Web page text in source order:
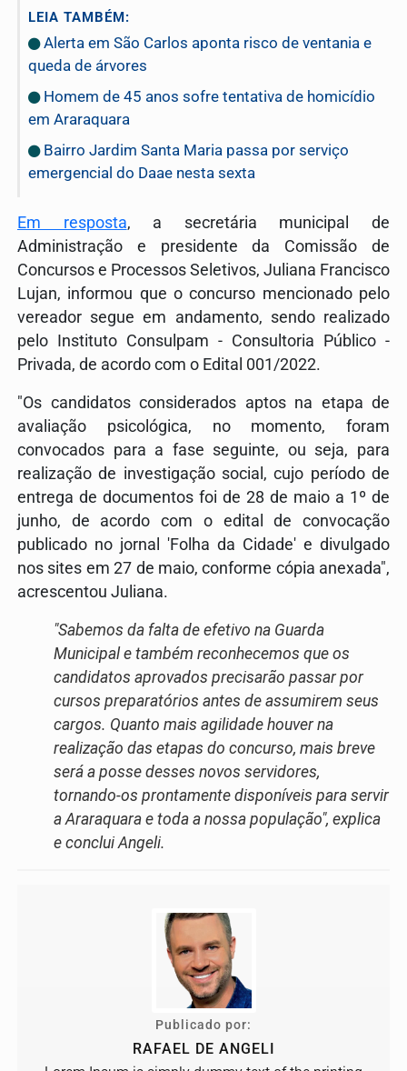
LEIA TAMBÉM:
Alerta em São Carlos aponta risco de ventania e
queda de árvores
Homem de 45 anos sofre tentativa de homicídio
em Araraquara
Bairro Jardim Santa Maria passa por serviço
emergencial do Daae nesta sexta
Em resposta, a secretária municipal de
Administração e presidente da Comissão de
Concursos e Processos Seletivos, Juliana Francisco
Lujan, informou que o concurso mencionado pelo
vereador segue em andamento, sendo realizado
pelo Instituto Consulpam - Consultoria Público -
Privada, de acordo com o Edital 001/2022.
"Os candidatos considerados aptos na etapa de
avaliação psicológica, no momento, foram
convocados para a fase seguinte, ou seja, para
realização de investigação social, cujo período de
entrega de documentos foi de 28 de maio a 1º de
junho, de acordo com o edital de convocação
publicado no jornal 'Folha da Cidade' e divulgado
nos sites em 27 de maio, conforme cópia anexada",
acrescentou Juliana.
"Sabemos da falta de efetivo na Guarda
Municipal e também reconhecemos que os
candidatos aprovados precisarão passar por
cursos preparatórios antes de assumirem seus
cargos. Quanto mais agilidade houver na
realização das etapas do concurso, mais breve
será a posse desses novos servidores,
tornando-os prontamente disponíveis para servir
a Araraquara e toda a nossa população", explica
e conclui Angeli.
Publicado por:
RAFAEL DE ANGELI